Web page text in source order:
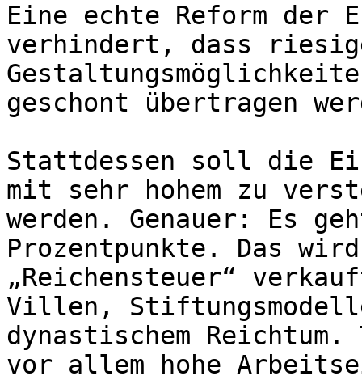
Eine echte Reform der
verhindert, dass
geschont übertragen
Stattdessen soll die
mit sehr hohem zu
werden. Genauer: Es
Prozentpunkte. Das
„Reichensteuer“
Villen,
dynastischem
vor allem hohe